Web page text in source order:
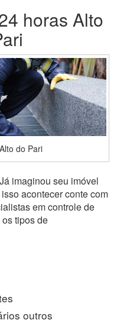
horas Alto
do Pari
Já imaginou seu imóvel
acontecer conte com
em controle de
tipos de
outros